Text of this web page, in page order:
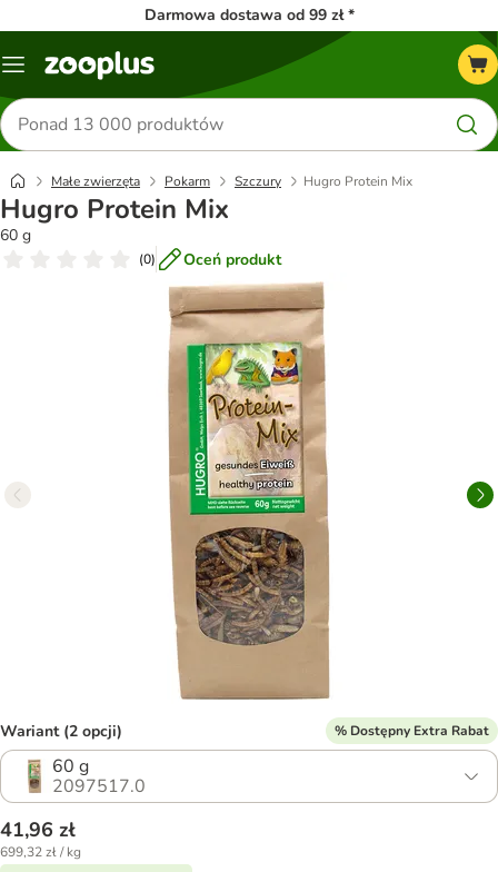
Darmowa dostawa od 99 zł *
Menu
Szukaj
produktów
Małe zwierzęta Pokarm Szczury Hugro Protein Mix
Hugro Protein Mix
60 g
(0) Oceń produkt
Wariant (2 opcji) % Dostępny Extra Rabat
60 g
2097517.0
41,96 zł
699,32 zł / kg